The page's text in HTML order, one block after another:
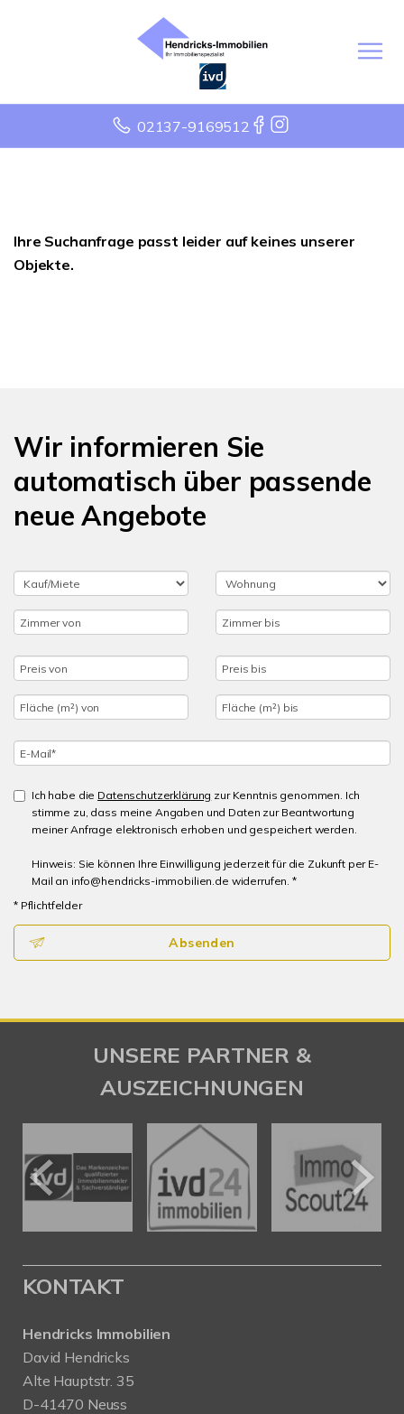
02137-9169512
Ihre Suchanfrage passt leider auf keines unserer
Objekte.
Wir informieren Sie
automatisch über passende
neue Angebote
Ich habe die Datenschutzerklärung zur Kenntnis genommen. Ich
stimme zu, dass meine Angaben und Daten zur Beantwortung
meiner Anfrage elektronisch erhoben und gespeichert werden.
Hinweis: Sie können Ihre Einwilligung jederzeit für die Zukunft per E-
Mail an info@hendricks-immobilien.de widerrufen. *
* Pflichtfelder
Absenden
UNSERE PARTNER &
AUSZEICHNUNGEN
KONTAKT
Hendricks Immobilien
David Hendricks
Alte Hauptstr. 35
D-41470 Neuss